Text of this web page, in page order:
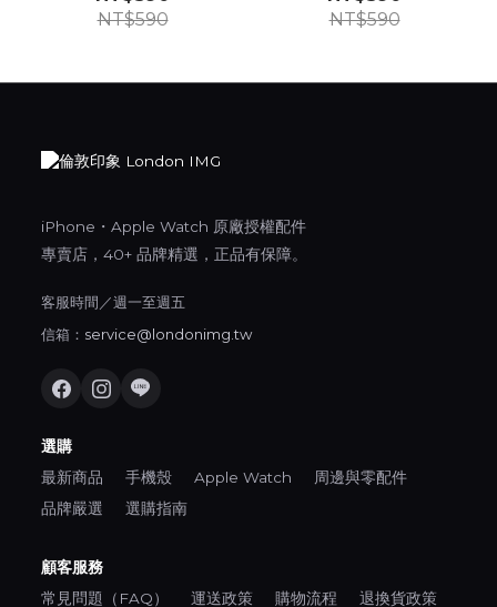
NT$590
NT$590
iPhone・Apple Watch 原廠授權配件
專賣店，40+ 品牌精選，正品有保障。
客服時間／週一至週五
信箱： service@londonimg.tw
選購
最新商品 手機殼 Apple Watch
周邊與零配件
品牌嚴選
選購指南
顧客服務
常見問題（FAQ） 運送政策 購物流程 退換貨政策